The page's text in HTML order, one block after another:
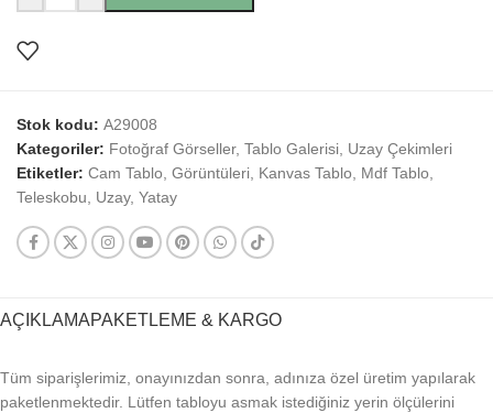
Stok kodu: A29008
Kategoriler: Fotoğraf Görseller, Tablo Galerisi, Uzay Çekimleri
Etiketler: Cam Tablo, Görüntüleri, Kanvas Tablo, Mdf Tablo,
Teleskobu, Uzay, Yatay
AÇIKLAMAPAKETLEME & KARGO
Tüm siparişlerimiz, onayınızdan sonra, adınıza özel üretim yapılarak
paketlenmektedir. Lütfen tabloyu asmak istediğiniz yerin ölçülerini